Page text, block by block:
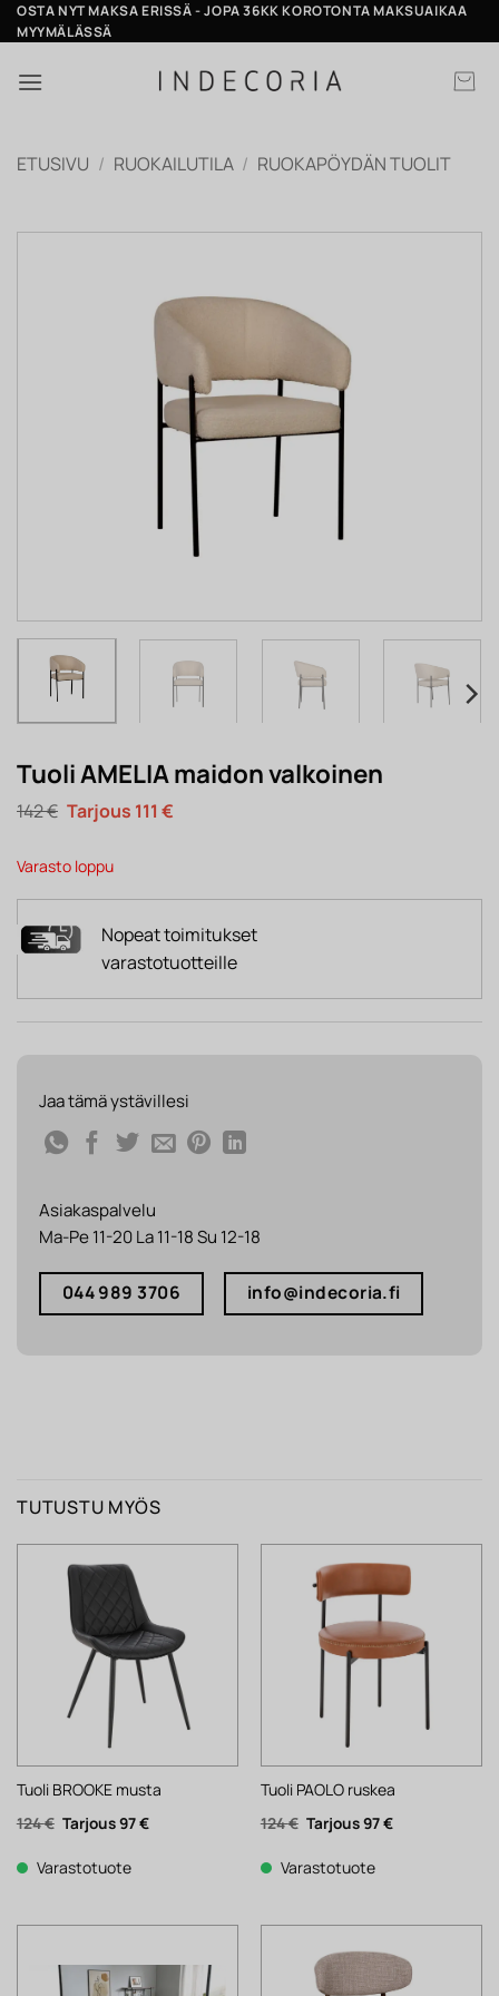
Skip
to
OSTA NYT MAKSA ERISSÄ - JOPA 36KK KOROTONTA MAKSUAIKAA
MYYMÄLÄSSÄ
ETUSIVU / RUOKAILUTILA / RUOKAPÖYDÄN TUOLIT
Tuoli AMELIA maidon valkoinen
142€ Alkuperäinen
hinta
142 €.
111 €Nykyinen
Varasto loppu
Nopeat toimitukset
varastotuotteille
Jaa tämä ystävillesi
Asiakaspalvelu
Ma-Pe 11-20 La 11-18 Su 12-18
044 989 3706 info@indecoria.fi
TUTUSTU MYÖS
Tuoli BROOKE musta
124€ Alkuperäinen
hinta
124 €.
97€Nykyinen
Varastotuote
Tuoli PAOLO ruskea
124€ Alkuperäinen
hinta
124 €.
97€Nykyinen
Varastotuote